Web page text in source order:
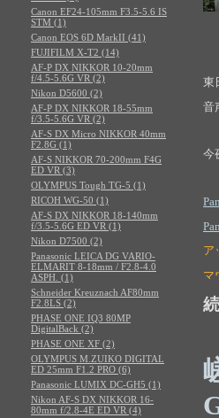
東
音
今
ア
マ
Canon EF24-105mm F3.5-5.6 IS
STM (1)
Canon EOS 6D MarkII (41)
FUJIFILM X-T2 (14)
AF-P DX NIKKOR 10-20mm
f/4.5-5.6G VR (2)
Nikon D5600 (2)
AF-P DX NIKKOR 18-55mm
f/3.5-5.6G VR (2)
AF-S DX Micro NIKKOR 40mm
F2.8G (1)
AF-S NIKKOR 70-200mm F4G
ED VR (3)
OLYMPUS Tough TG-5 (1)
RICOH WG-50 (1)
AF-S DX NIKKOR 18-140mm
f/3.5-5.6G ED VR (1)
Nikon D7500 (2)
Panasonic LEICA DG VARIO-
ELMARIT 8-18mm / F2.8-4.0
ASPH. (1)
Schneider Kreuznach AF80mm
F2.8LS (2)
PHASE ONE IQ3 80MP
DigitalBack (2)
PHASE ONE XF (2)
OLYMPUS M.ZUIKO DIGITAL
ED 25mm F1.2 PRO (6)
Panasonic LUMIX DC-GH5 (1)
Nikon AF-S DX NIKKOR 16-
80mm f/2.8-4E ED VR (4)